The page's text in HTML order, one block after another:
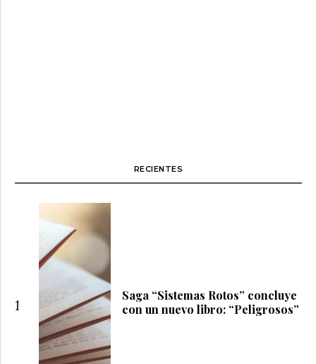
RECIENTES
1
Saga “Sistemas Rotos” concluye
con un nuevo libro: “Peligrosos”